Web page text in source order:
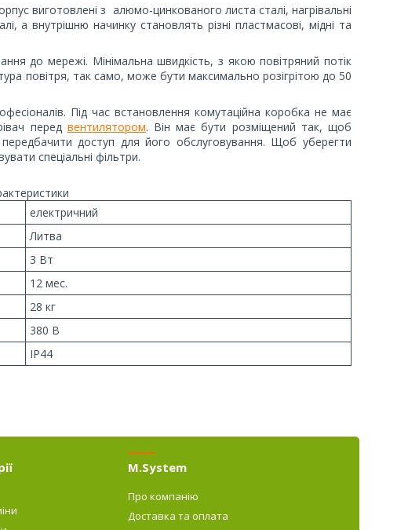
виготовлені з алюмо-цинкованого листа сталі, нагрівальні
а внутрішню начинку становлять різні пластмасові, мідні та
до мережі. Мінімальна швидкість, з якою повітряний потік
повітря, так само, може бути максимально розігрітою до 50
Під час встановлення комутаційна коробка не має
перед вентилятором. Він має бути розміщений так, щоб
доступ для його обслуговування. Щоб уберегти
спеціальні фільтри.
електричний
Литва
3 Вт
12 мес.
28 кг
380 В
IP44
M.System
Про компанію
Доставка та оплата